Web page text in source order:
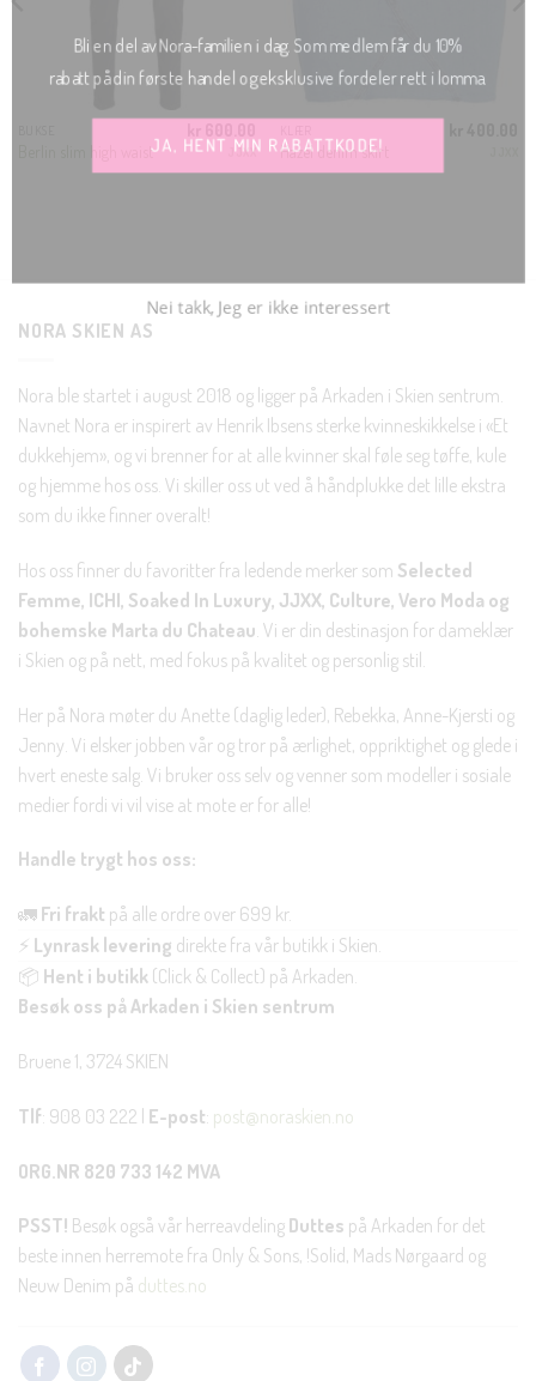
Berlin slim high waist JJXX Hazel denim skirt
NORA SKIEN AS
Nora ble startet i august 2018 og ligger på Arkaden i Skien sentrum.
Navnet Nora er inspirert av Henrik Ibsens sterke kvinneskikkelse i «Et
dukkehjem», og vi brenner for at alle kvinner skal føle seg tøffe, kule
og hjemme hos oss. Vi skiller oss ut ved å håndplukke det lille ekstra
som du ikke finner overalt!
Hos oss finner du favoritter fra ledende merker som Selected
Femme, ICHI, Soaked In Luxury, JJXX, Culture, Vero Moda og
bohemske Marta du Chateau . Vi er din destinasjon for dameklær
i Skien og på nett, med fokus på kvalitet og personlig stil.
Her på Nora møter du Anette (daglig leder), Rebekka, Anne-Kjersti og
Jenny. Vi elsker jobben vår og tror på ærlighet, oppriktighet og glede i
hvert eneste salg. Vi bruker oss selv og venner som modeller i sosiale
medier fordi vi vil vise at mote er for alle!
Handle trygt hos oss:
🚛 Fri frakt på alle ordre over 699 kr.
⚡ Lynrask levering direkte fra vår butikk i Skien.
📦 Hent i butikk (Click & Collect) på Arkaden.
Besøk oss på Arkaden i Skien sentrum
Bruene 1, 3724 SKIEN
Tlf: 908 03 222 | E-post: post@noraskien.no
ORG.NR 820 733 142 MVA
PSST! Besøk også vår herreavdeling Duttes på Arkaden for det
beste innen herremote fra Only & Sons, !Solid, Mads Nørgaard og
Neuw Denim på duttes.no
Bli en del av Nora-familien i dag. Som medlem får du 10%
rabatt på din første handel og eksklusive fordeler rett i lomma.
JA, HENT MIN RABATTKODE!